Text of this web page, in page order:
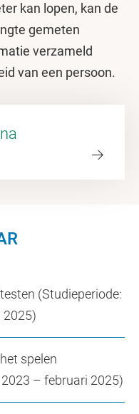
kan lopen, kan de
gemeten
verzameld
van een persoon.
(Studieperiode:
2025)
spelen
– februari 2025)